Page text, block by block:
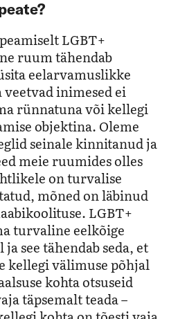
LGBT+
ruum tähendab
eelarvamuslikke
inimesed ei
rünnatuna või kellegi
objektina. Oleme
seinale kinnitanud ja
meie ruumides olles
on turvalise
mõned on läbinud
LGBT+
turvaline eelkõige
see tähendab seda, et
kellegi välimuse põhjal
kohta otsuseid
täpsemalt teada –